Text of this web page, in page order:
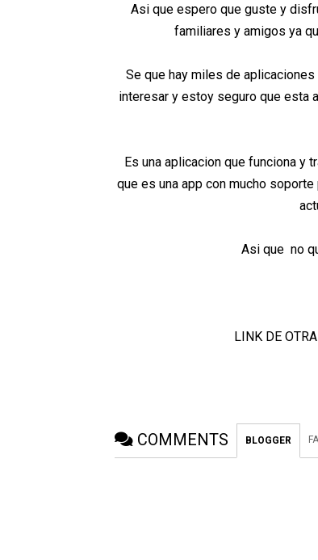
Asi que espero que guste y
familiares y amigos ya
Se que hay miles de
interesar y estoy seguro que esta
Es una aplicacion que funciona y
que es una app con mucho
Asi que no
LINK DE
COMMENTS BLOGGER